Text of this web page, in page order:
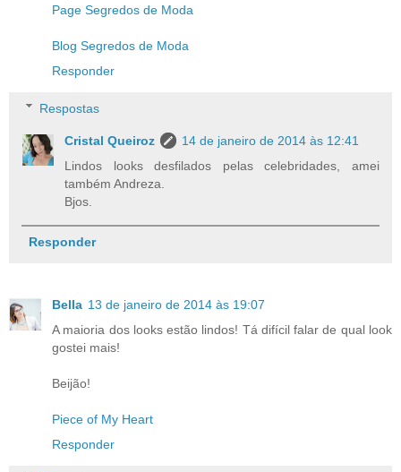
Page Segredos de Moda
Blog Segredos de Moda
Responder
Respostas
Cristal Queiroz
14 de janeiro de 2014 às 12:41
Lindos looks desfilados pelas celebridades, amei
também Andreza.
Bjos.
Responder
Bella 13 de janeiro de 2014 às 19:07
A maioria dos looks estão lindos! Tá difícil falar de qual look
gostei mais!
Beijão!
Piece of My Heart
Responder